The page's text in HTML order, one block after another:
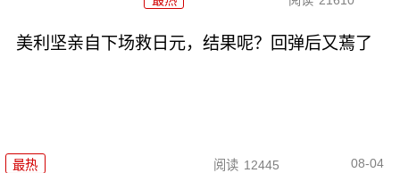
美利坚亲自下场救日元，结果呢？回弹后又蔫了
最热 阅读 12445 08-04